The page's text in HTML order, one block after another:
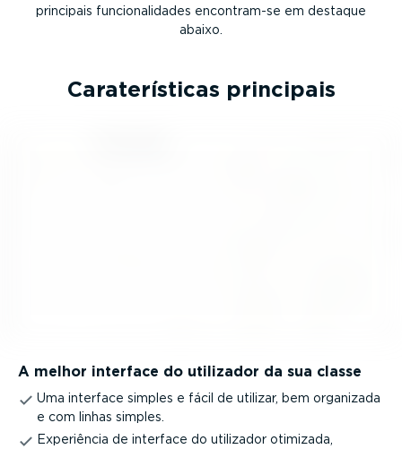
principais funci­o­na­li­dades encon­tram-se em destaque
abaixo.
Carate­rís­ticas principais
A melhor interface do utilizador da sua classe
Uma interface simples e fácil de utilizar, bem organizada
e com linhas simples.
Experiência de interface do utilizador otimizada,